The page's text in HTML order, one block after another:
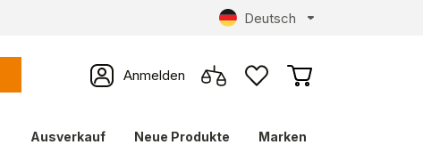
Deutsch
Anmelden
Ausverkauf Neue Produkte Marken